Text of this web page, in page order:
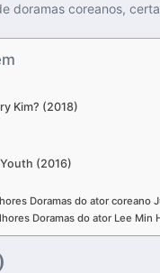
doramas coreanos,
Kim? (2018)
(2016)
Doramas do ator coreano
Doramas do ator Lee Min